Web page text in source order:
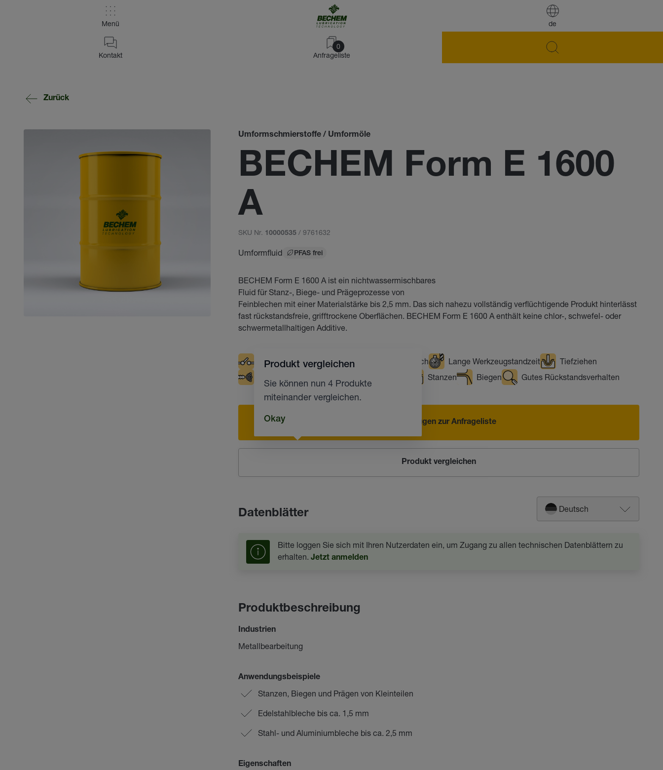
de
Menü
0
Anfrageliste
Kontakt
Zurück
Umformschmierstoffe / Umformöle
BECHEM Form E 1600
A
SKU Nr. 10000535 / 9761632
Umformfluid PFAS frei
BECHEM Form E 1600 A ist ein nichtwassermischbares
Fluid für Stanz-, Biege- und Prägeprozesse von
Feinblechen mit einer Materialstärke bis 2,5 mm. Das sich nahezu vollständig verflüchtigende Produkt hinterlässt
fast rückstandsfreie, grifftrockene Oberflächen. BECHEM Form E 1600 A enthält keine chlor-, schwefel- oder
schwermetallhaltigen Additive.
Elektrische Kontakte Arbeitsplatzfreundlich Lange Werkzeugstandzeit
Tiefziehen
Stanzen Biegen Gutes Rückstandsverhalten
Hinzufügen zur Anfrageliste
Produkt vergleichen
Produkt vergleichen
Sie können nun 4 Produkte
miteinander vergleichen.
Okay
Datenblätter Deutsch
Bitte loggen Sie sich mit Ihren Nutzerdaten ein, um Zugang zu allen technischen Datenblättern zu
erhalten. Jetzt anmelden
Produktbeschreibung
Industrien
Metallbearbeitung
Anwendungsbeispiele
Stanzen, Biegen und Prägen von Kleinteilen
Edelstahlbleche bis ca. 1,5 mm
Stahl- und Aluminiumbleche bis ca. 2,5 mm
Eigenschaften